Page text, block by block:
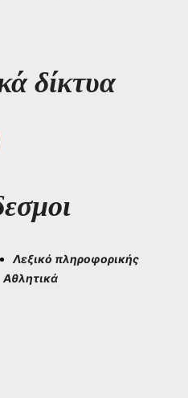
δίκτυα
Λεξικό πληροφορικής
Αθλητικά